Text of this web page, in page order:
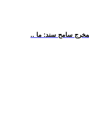
سامح سند: ما